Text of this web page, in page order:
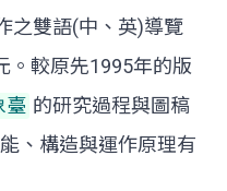
之雙語(中、英)導覽
。較原先1995年的版
臺 的研究過程與圖稿
、構造與運作原理有